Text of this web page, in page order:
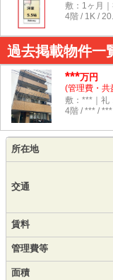
敷：1ヶ月
4階 / 1K /
過去掲載物件一
***万円
(管理費・共
敷：***｜礼
4階 / *** / ***
所在地
交通
賃料
管理費等
面積